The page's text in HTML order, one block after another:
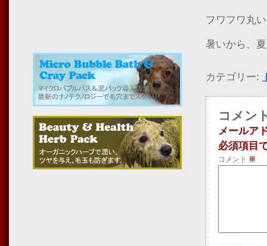
フワフワ丸
暑いから、
カテゴリー:
コメン
メールア
必須項目
コメント ※